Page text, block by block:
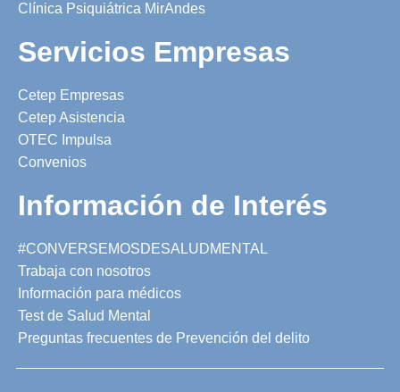
Clínica Psiquiátrica MirAndes
Servicios Empresas
Cetep Empresas
Cetep Asistencia
OTEC Impulsa
Convenios
Información de Interés
#CONVERSEMOSDESALUDMENTAL
Trabaja con nosotros
Información para médicos
Test de Salud Mental
Preguntas frecuentes de Prevención del delito